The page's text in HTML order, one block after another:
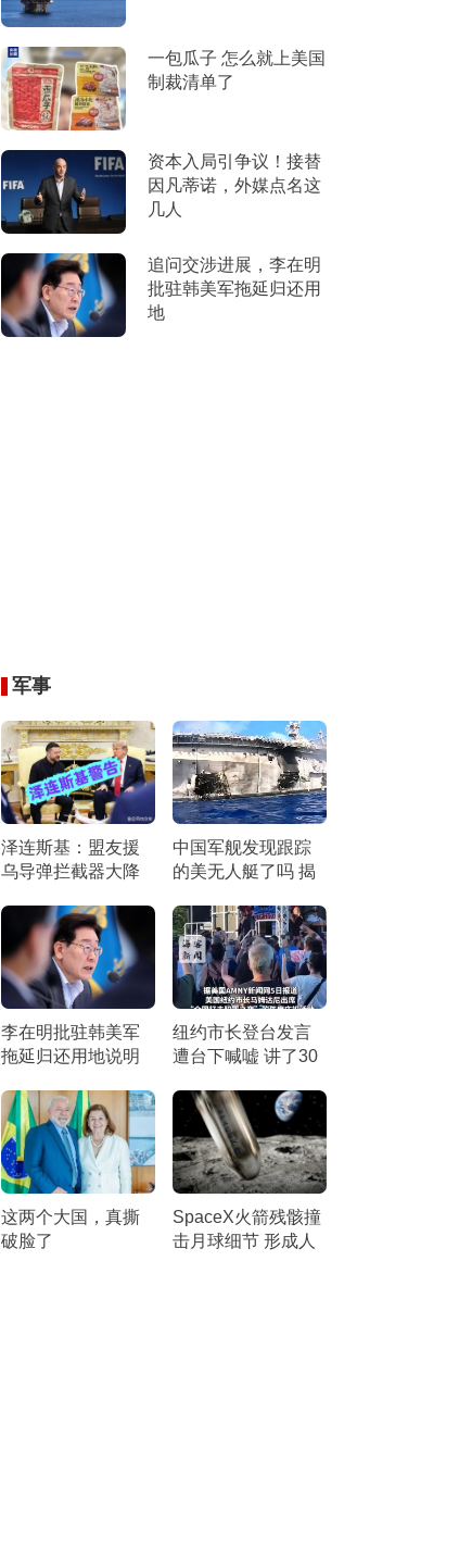
一包瓜子 怎么就上美国
制裁清单了
资本入局引争议！接替
因凡蒂诺，外媒点名这
几人
追问交涉进展，李在明
批驻韩美军拖延归还用
地
军事
泽连斯基：盟友援
乌导弹拦截器大降
中国军舰发现跟踪
的美无人艇了吗 揭
与技术逻辑
李在明批驻韩美军
拖延归还用地说明
是借口”
纽约市长登台发言
遭台下喊嘘 讲了30
倒竖拇指
这两个大国，真撕
破脸了
SpaceX火箭残骸撞
击月球细节 形成人